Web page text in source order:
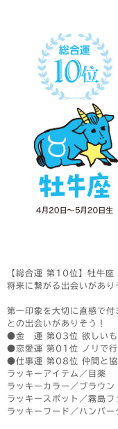
【総合運 第10位】牡牛座
将来に繋がる出会いがあり
第一印象を大切に直感で付
との出会いがありそう！
●金 運 第03位 欲しいも
●恋愛運 第01位 ノリで行
●仕事運 第08位 仲間と協
ラッキーアイテム／目薬
ラッキーカラー／ブラウン
ラッキースポット／霧島フ
ラッキーフード／ハンバー